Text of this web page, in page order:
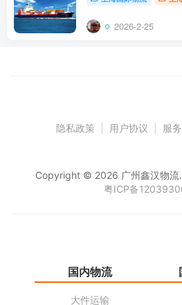
2026-2-25
隐私政策 用户协议 服
Copyright © 2026 广州鑫汉物流
粤ICP备
国内物流
大件运输